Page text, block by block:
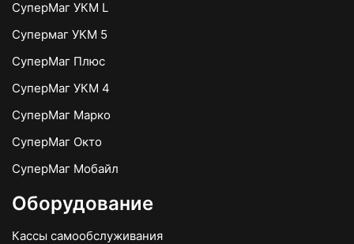
СуперМаг УКМ L
Супермаг УКМ 5
СуперМаг Плюс
СуперМаг УКМ 4
СуперМаг Марко
СуперМаг Окто
СуперМаг Мобайл
Оборудование
Кассы самообслуживания